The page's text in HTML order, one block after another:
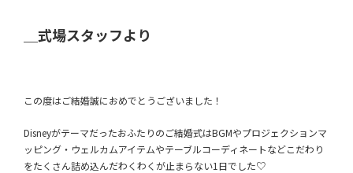
＿式場スタッフより
この度はご結婚誠におめでとうございました！
Disneyがテーマだったおふたりのご結婚式はBGMやプロジェクションマ
ッピング・ウェルカムアイテムやテーブルコーディネートなどこだわり
をたくさん詰め込んだわくわくが止まらない1日でした♡